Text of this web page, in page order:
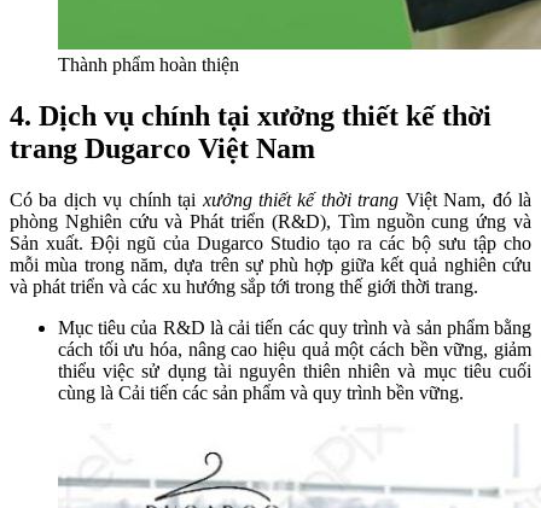
Thành phẩm hoàn thiện
4. Dịch vụ chính tại xưởng thiết kế thời
trang Dugarco Việt Nam
Có ba dịch vụ chính tại xưởng thiết kế thời trang Việt Nam, đó là
phòng Nghiên cứu và Phát triển (R&D), Tìm nguồn cung ứng và
Sản xuất. Đội ngũ của Dugarco Studio tạo ra các bộ sưu tập cho
mỗi mùa trong năm, dựa trên sự phù hợp giữa kết quả nghiên cứu
và phát triển và các xu hướng sắp tới trong thế giới thời trang.
Mục tiêu của R&D là cải tiến các quy trình và sản phẩm bằng
cách tối ưu hóa, nâng cao hiệu quả một cách bền vững, giảm
thiểu việc sử dụng tài nguyên thiên nhiên và mục tiêu cuối
cùng là Cải tiến các sản phẩm và quy trình bền vững.